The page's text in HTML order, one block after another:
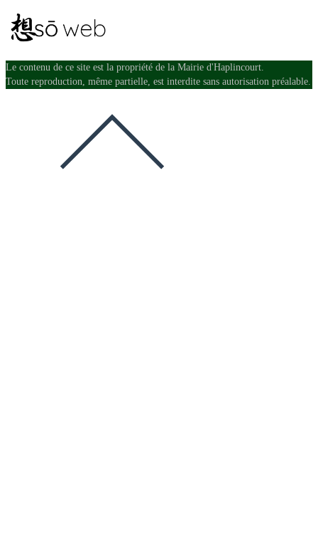
Le contenu de ce site est la propriété de la Mairie d'Haplincourt.
Toute reproduction, même partielle, est interdite sans autorisation préalable.